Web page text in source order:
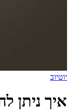
יוטיוב
איך ניתן